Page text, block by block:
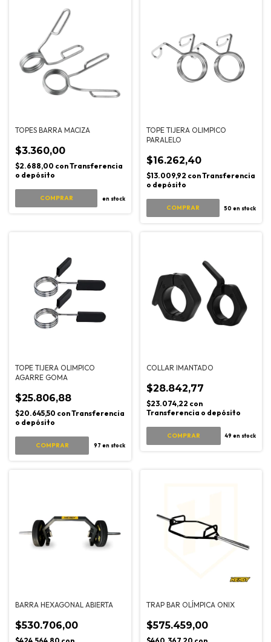
TOPES BARRA MACIZA
$3.360,00
$2.688,00 conTransferencia
o depósito
en stock
TOPE TIJERA OLIMPICO
PARALELO
$16.262,40
$13.009,92 conTransferencia
o depósito
COMPRAR 50 en stock
TOPE TIJERA OLIMPICO
AGARRE GOMA
$25.806,88
$20.645,50 conTransferencia
o depósito
COMPRAR 97 en stock
COLLAR IMANTADO
$28.842,77
$23.074,22 con
Transferencia o depósito
49 en stock
BARRA HEXAGONAL ABIERTA
$530.706,00
TRAP BAR OLÍMPICA ONIX
$575.459,00